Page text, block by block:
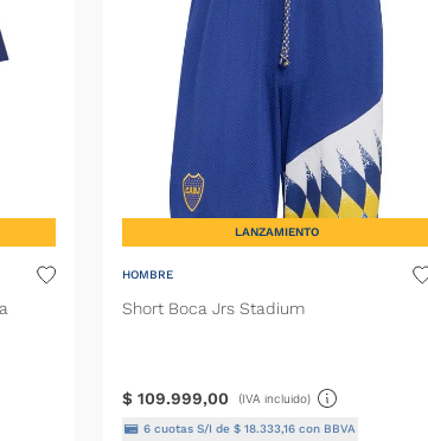
LANZAMIENTO
HOMBRE
Short Boca Jrs Stadium
$ 109.999,00 (IVA incluido)
6cuotas S/I de $ 18.333,16con BBVA